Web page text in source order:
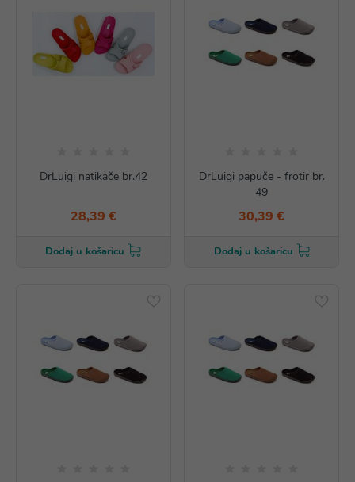
DrLuigi natikače br.42
28,39 €
Dodaj u košaricu
DrLuigi papuče - frotir br.
49
30,39 €
Dodaj u košaricu